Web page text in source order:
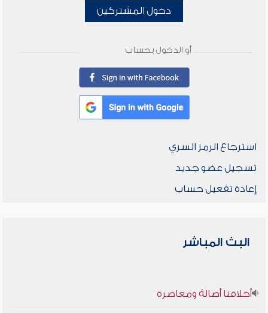
دخول المشتركين
أو الدخول بحساب
استرجاع الرمز السري
تسجيل عضو جديد
إعادة تفعيل حساب
البث المباشر
أخلاقنا أصالة ومعاصرة